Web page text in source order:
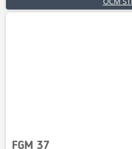
FGM 37